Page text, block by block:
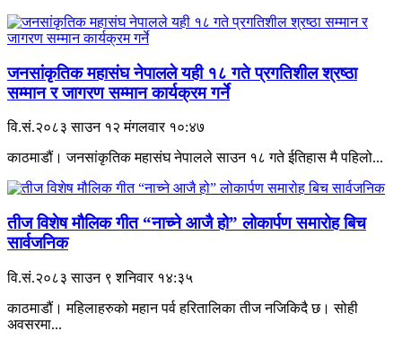
जनसांकृतिक महासंघ नेपालले यही १८ गते प्रगतिशील श्रष्ठा
सम्मान र जागरण सम्मान कार्यक्रम गर्ने
वि.सं.२०८३ साउन १२ मंगलवार १०:४७
काठमाडौं। जनसांकृतिक महासंघ नेपालले साउन १८ गते ईतिहास मै पहिलो...
तीज विशेष मौलिक गीत “नाच्ने आजै हो” लोकार्पण समारोह बिच
सार्वजनिक
वि.सं.२०८३ साउन ९ शनिवार १४:३५
काठमाडौं। महिलाहरुको महान पर्व हरितालिका तीज नजिकिदै छ। सोही
अवसरमा...